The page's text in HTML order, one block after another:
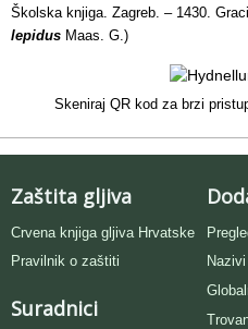
Školska knjiga. Zagreb. – 1430.
lepidus Maas. G.)
Skeniraj QR kod za brzi
Zaštita gljiva
Crvena knjiga gljiva Hrvatske
Pravilnik o zaštiti
Suradnici